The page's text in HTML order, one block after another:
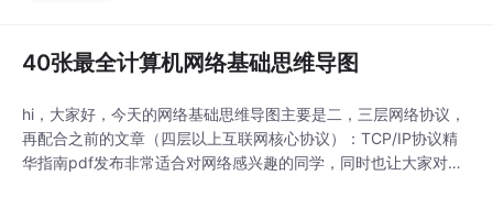
40张最全计算机网络基础思维导图
hi，大家好，今天的网络基础思维导图主要是二，三层网络协议，
再配合之前的文章（四层以上互联网核心协议）：TCP/IP协议精
华指南pdf发布非常适合对网络感兴趣的同学，同时也让大家对整